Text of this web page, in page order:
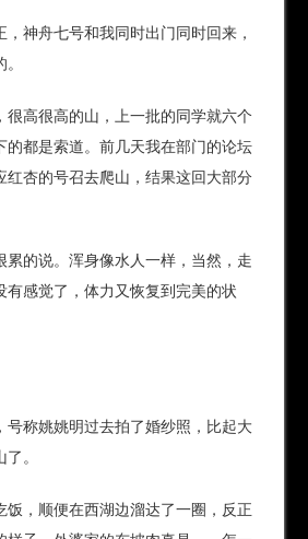
神舟七号和我同时出门同时回来，
很高很高的山，上一批的同学就六个
的都是索道。前几天我在部门的论坛
红杏的号召去爬山，结果这回大部分
累的说。浑身像水人一样，当然，走
有感觉了，体力又恢复到完美的状
号称姚姚明过去拍了婚纱照，比起大
。
饭，顺便在西湖边溜达了一圈，反正